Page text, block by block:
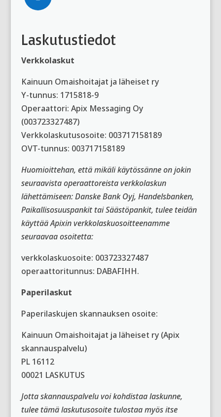
Facebook
Laskutustiedot
Verkkolaskut
Kainuun Omaishoitajat ja läheiset ry
Y-tunnus: 1715818-9
Operaattori: Apix Messaging Oy
(003723327487)
Verkkolaskutusosoite: 003717158189
OVT-tunnus: 003717158189
Huomioittehan, että mikäli käytössänne on jokin
seuraavista operaattoreista verkkolaskun
lähettämiseen: Danske Bank Oyj, Handelsbanken,
Paikallisosuuspankit tai Säästöpankit, tulee teidän
käyttää Apixin verkkolaskuosoitteenamme
seuraavaa osoitetta:
verkkolaskuosoite: 003723327487
operaattoritunnus: DABAFIHH.
Paperilaskut
Paperilaskujen skannauksen osoite:
Kainuun Omaishoitajat ja läheiset ry (Apix
skannauspalvelu)
PL 16112
00021 LASKUTUS
Jotta skannauspalvelu voi kohdistaa laskunne,
tulee tämä laskutusosoite tulostaa myös itse